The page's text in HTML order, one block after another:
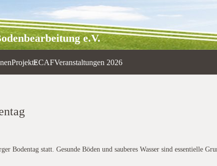
e.V.
ProjekteECAFVeranstaltungen 2026
Bodentag statt. Gesunde Böden und sauberes Wasser sind essentielle